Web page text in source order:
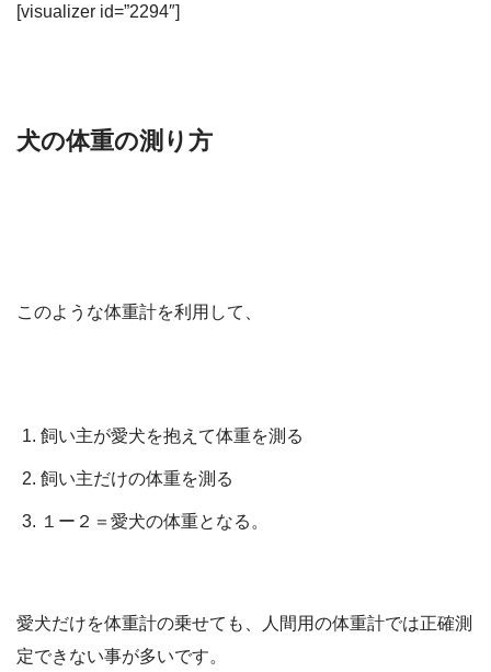
[visualizer id=”2294″]
犬の体重の測り方
このような体重計を利用して、
飼い主が愛犬を抱えて体重を測る
飼い主だけの体重を測る
１ー２＝愛犬の体重となる。
愛犬だけを体重計の乗せても、人間用の体重計では正確測
定できない事が多いです。